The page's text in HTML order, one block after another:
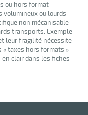
ou hors format
ou lourds
non mécanisable
transports. Exemple
leur fragilité nécessite
« taxes hors formats »
clair dans les fiches